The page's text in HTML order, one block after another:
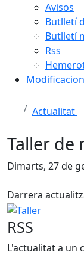
Avisos
Butlletí
Butlletí
Rss
Actualitat
Taller de
Dimarts, 27 de
Darrera
Taller
RSS
L'actualitat a un